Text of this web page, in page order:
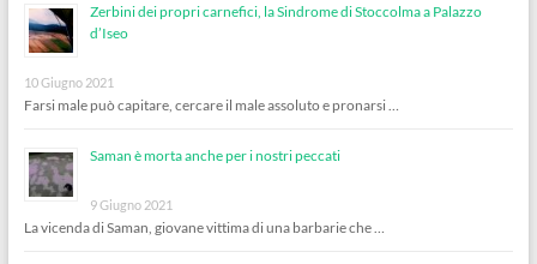
Zerbini dei propri carnefici, la Sindrome di Stoccolma a Palazzo
d’Iseo
10 Giugno 2021
Farsi male può capitare, cercare il male assoluto e pronarsi …
Saman è morta anche per i nostri peccati
9 Giugno 2021
La vicenda di Saman, giovane vittima di una barbarie che …